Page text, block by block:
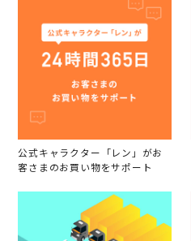
公式キャラクター「レン」がお
客さまのお買い物をサポート